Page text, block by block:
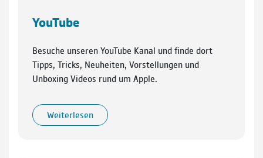
YouTube
Besuche unseren YouTube Kanal und finde dort
Tipps, Tricks, Neuheiten, Vorstellungen und
Unboxing Videos rund um Apple.
Weiterlesen